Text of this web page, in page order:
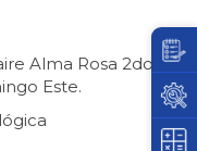
Alma Rosa 2do.
Este.